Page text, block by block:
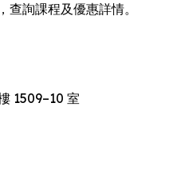
詢課程及優惠詳情。
1509–10 室